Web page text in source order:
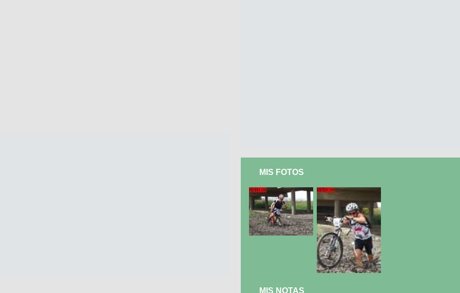
MIS FOTOS
MIS NOTAS